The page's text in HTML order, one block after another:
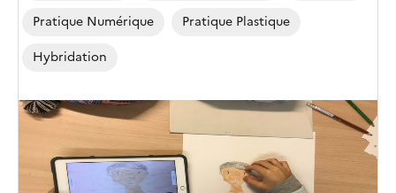
Pratique Numérique
Pratique Plastique
Hybridation
Image
couverture
(conseillée)